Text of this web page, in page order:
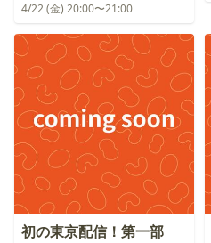
4/22 (金) 20:00〜21:00
初の東京配信！第一部